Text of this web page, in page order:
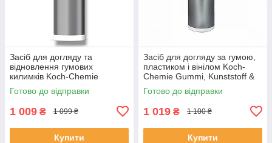
Засіб для догляду та
відновлення гумових
килимків Koch-Chemie
Gummifix 1 л
Готово до відправки
1 009 ₴ 1 099 ₴
Купити
Засіб для догляду за гумою,
пластиком і вінілом Koch-
Chemie Gummi, Kunststoff &
Vinylpflege 1 л
Готово до відправки
1 019 ₴ 1 100 ₴
Купити